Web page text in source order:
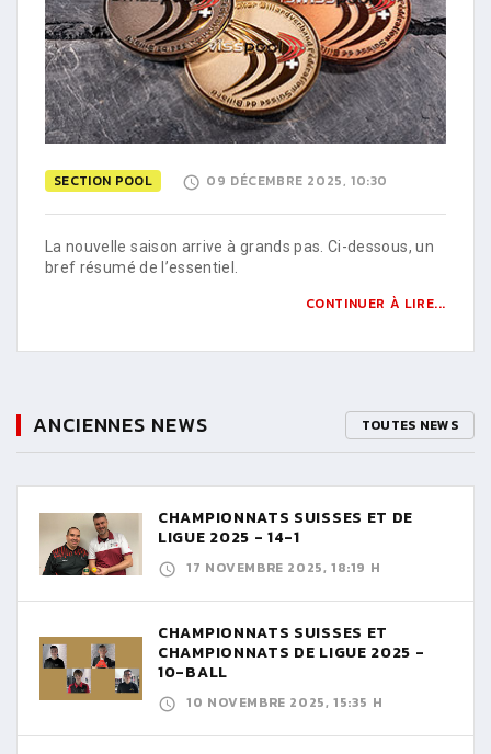
SECTION POOL 09 DÉCEMBRE 2025, 10:30
La nouvelle saison arrive à grands pas. Ci-dessous, un
bref résumé de l’essentiel.
CONTINUER À LIRE...
ANCIENNES NEWS TOUTES NEWS
CHAMPIONNATS SUISSES ET DE
LIGUE 2025 - 14-1
17 NOVEMBRE 2025, 18:19 H
CHAMPIONNATS SUISSES ET
CHAMPIONNATS DE LIGUE 2025 -
10-BALL
10 NOVEMBRE 2025, 15:35 H